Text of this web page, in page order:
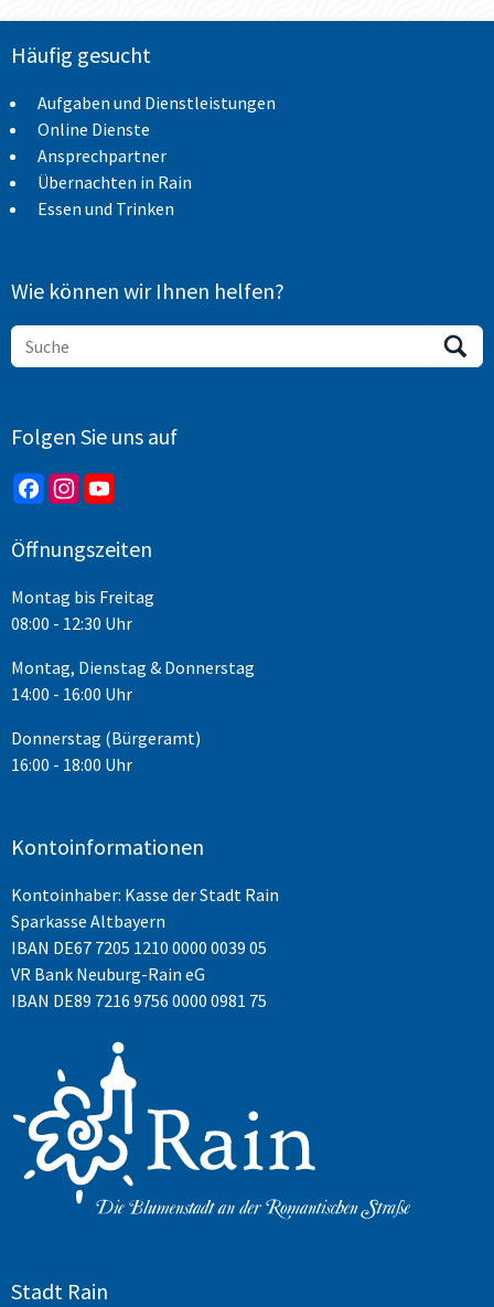
Häufig gesucht
Aufgaben und Dienstleistungen
Online Dienste
Ansprechpartner
Übernachten in Rain
Essen und Trinken
Wie können wir Ihnen helfen?
Folgen Sie uns auf
Öffnungszeiten
Montag bis Freitag
08:00 - 12:30 Uhr
Montag, Dienstag & Donnerstag
14:00 - 16:00 Uhr
Donnerstag (Bürgeramt)
16:00 - 18:00 Uhr
Kontoinformationen
Kontoinhaber: Kasse der Stadt Rain
Sparkasse Altbayern
IBAN DE67 7205 1210 0000 0039 05
VR Bank Neuburg-Rain eG
IBAN DE89 7216 9756 0000 0981 75
Stadt Rain